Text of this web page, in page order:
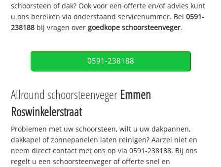
schoorsteen of dak? Ook voor een offerte en/of advies kunt
u ons bereiken via onderstaand servicenummer. Bel0591-
238188 bij vragen over goedkope schoorsteenveger.
0591-238188
Allround schoorsteenveger Emmen
Roswinkelerstraat
Problemen met uw schoorsteen, wilt u uw dakpannen,
dakkapel of zonnepanelen laten reinigen? Aarzel niet en
neem direct contact met ons op via 0591-238188. Bij ons
regelt u een schoorsteenveger of offerte snel en